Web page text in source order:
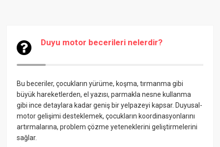
Duyu motor becerileri nelerdir?
Bu beceriler, çocukların yürüme, koşma, tırmanma gibi
büyük hareketlerden, el yazısı, parmakla nesne kullanma
gibi ince detaylara kadar geniş bir yelpazeyi kapsar. Duyusal-
motor gelişimi desteklemek, çocukların koordinasyonlarını
artırmalarına, problem çözme yeteneklerini geliştirmelerini
sağlar.